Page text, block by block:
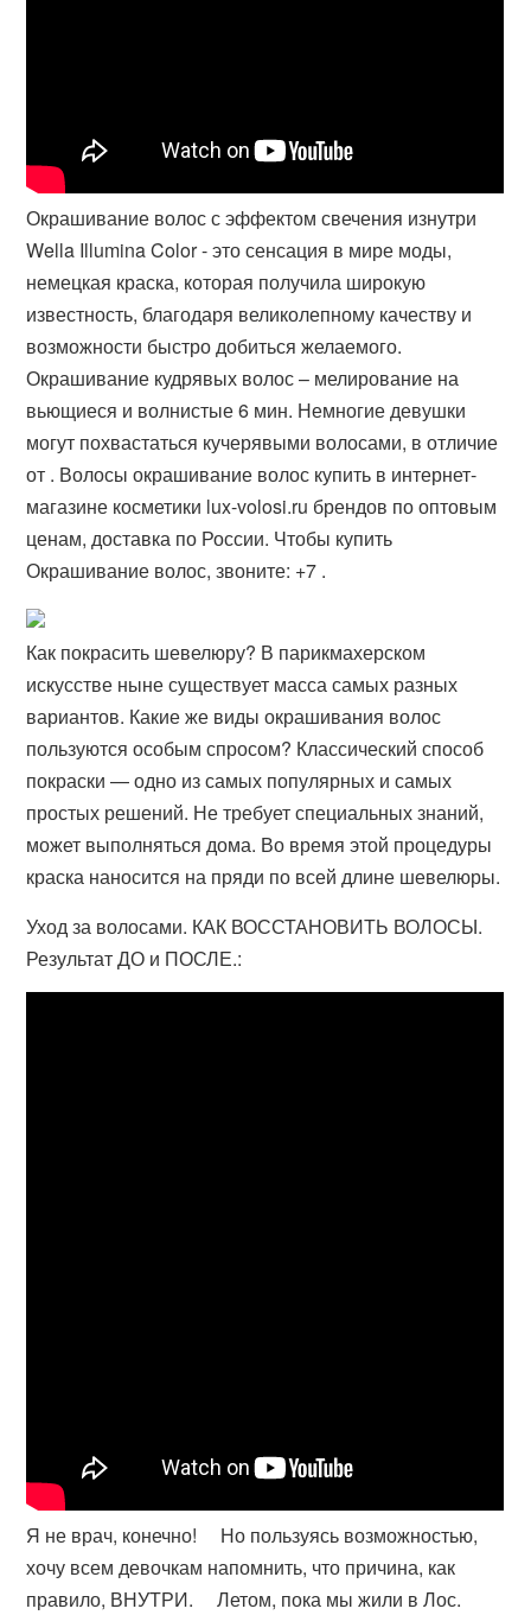
Окрашивание волос с эффектом свечения изнутри
Wella Illumina Color - это сенсация в мире моды,
немецкая краска, которая получила широкую
известность, благодаря великолепному качеству и
возможности быстро добиться желаемого.
Окрашивание кудрявых волос – мелирование на
вьющиеся и волнистые 6 мин. Немногие девушки
могут похвастаться кучерявыми волосами, в отличие
от . Волосы окрашивание волос купить в интернет-
магазине косметики lux-volosi.ru брендов по оптовым
ценам, доставка по России. Чтобы купить
Окрашивание волос, звоните: +7 .
Как покрасить шевелюру? В парикмахерском
искусстве ныне существует масса самых разных
вариантов. Какие же виды окрашивания волос
пользуются особым спросом? Классический способ
покраски — одно из самых популярных и самых
простых решений. Не требует специальных знаний,
может выполняться дома. Во время этой процедуры
краска наносится на пряди по всей длине шевелюры.
Уход за волосами. КАК ВОССТАНОВИТЬ ВОЛОСЫ.
Результат ДО и ПОСЛЕ.:
Я не врач, конечно! ⠀ Но пользуясь возможностью,
хочу всем девочкам напомнить, что причина, как
правило, ВНУТРИ. ⠀ Летом, пока мы жили в Лос​.